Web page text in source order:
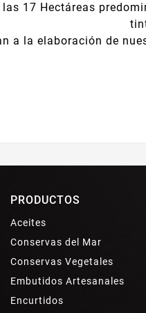
17 Hectáreas
a la elaboración de
PRODUCTOS
Aceites
Conservas del Mar
Conservas Vegetales
Embutidos Artesanales
Encurtidos